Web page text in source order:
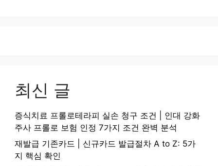
최신 글
증식치료 프롤로테라피 실손 청구 조건 | 인대 강화
주사 프롤로 보험 인정 7가지 조건 완벽 분석
재발급 기존카드 | 신규카드 발급절차 A to Z: 5가
지 핵심 확인